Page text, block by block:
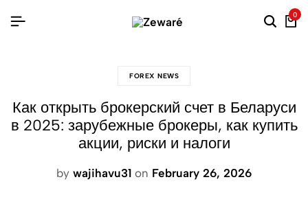
0
FOREX NEWS
Как открыть брокерский счет в Беларуси
в 2025: зарубежные брокеры, как купить
акции, риски и налоги
by wajihavu31 on February 26, 2026